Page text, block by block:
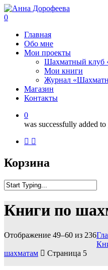
0
Главная
Обо мне
Мои проекты
Шахматный клуб
Мои книги
Журнал
Магазин
Контакты
0
was successfully added
Корзина
Книги по
Отображение 49–60 из 236
шахматам
Страница 5